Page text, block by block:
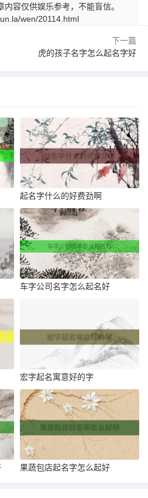
容仅供娱乐参考，不能盲信。
wen/20114.html
下一篇
虎的孩子名字怎么起名字好
起名字什么的好费劲啊
车字公司名字怎么起名好
宏字起名寓意好的字
果蔬包店起名字怎么起好